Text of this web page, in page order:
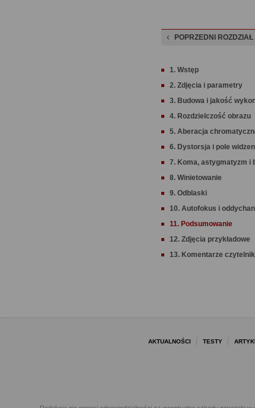
POPRZEDNI ROZDZIAŁ
1. Wstęp
2. Zdjęcia i parametry
3. Budowa i jakość
4. Rozdzielczość obrazu
5. Aberacja
6. Dystorsja i pole
7. Koma, astygmatyzm i
8. Winietowanie
9. Odblaski
10. Autofokus i
11. Podsumowanie
12. Zdjęcia przykładowe
13. Komentarze
AKTUALNOŚCI TESTY